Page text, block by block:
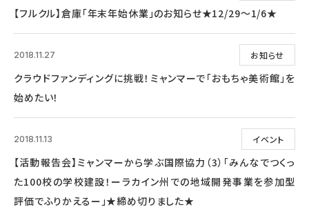
【フルクル】倉庫「年末年始休業」のお知らせ★12/29～1/6★
お知らせ
2018.11.27
クラウドファンディングに挑戦！ミャンマーで「おもちゃ美術館」を
始めたい！
イベント
2018.11.13
【活動報告会】ミャンマーから学ぶ国際協力（3）「みんなでつくっ
た100校の学校建設！ーラカイン州での地域開発事業を参加型
評価でふりかえるー」★締め切りました★